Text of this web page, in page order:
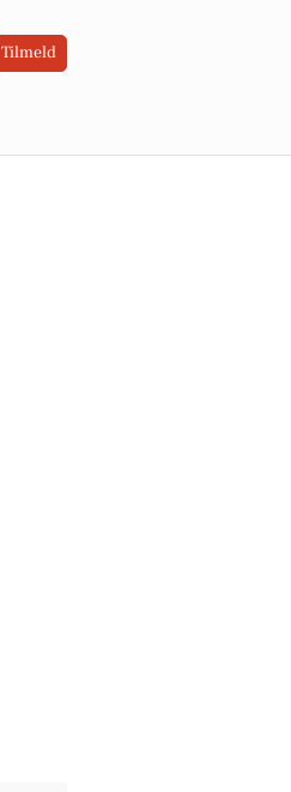
Tilmeld